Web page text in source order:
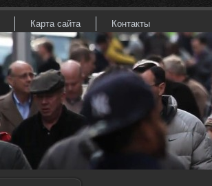
Карта сайта Контакты